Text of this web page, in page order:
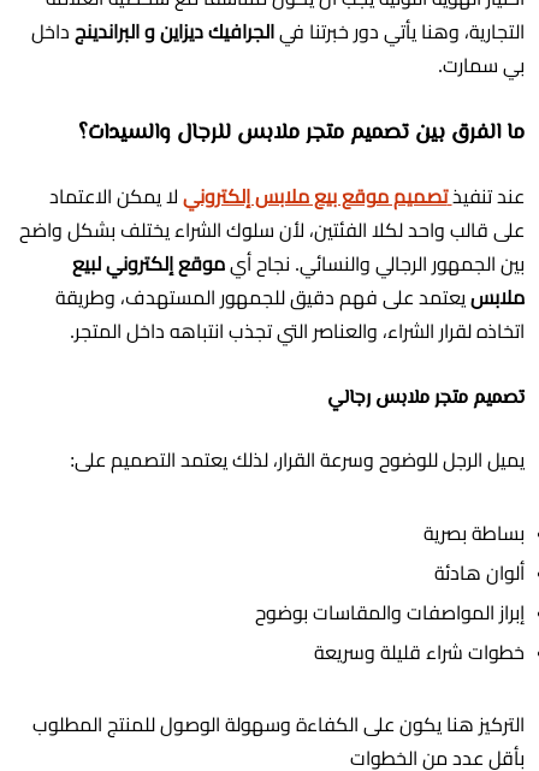
التجارية، وهنا يأتي دور خبرتنا في الجرافيك ديزاين و البراندينج داخل
بي سمارت.
ما الفرق بين تصميم متجر ملابس للرجال والسيدات؟
عند تنفيذ تصميم موقع بيع ملابس إلكتروني لا يمكن الاعتماد
على قالب واحد لكلا الفئتين، لأن سلوك الشراء يختلف بشكل واضح
بين الجمهور الرجالي والنسائي. نجاح أيموقع إلكتروني لبيع
ملابس يعتمد على فهم دقيق للجمهور المستهدف، وطريقة
اتخاذه لقرار الشراء، والعناصر التي تجذب انتباهه داخل المتجر.
تصميم متجر ملابس رجالي
يميل الرجل للوضوح وسرعة القرار، لذلك يعتمد التصميم على:
بساطة بصرية
ألوان هادئة
إبراز المواصفات والمقاسات بوضوح
خطوات شراء قليلة وسريعة
التركيز هنا يكون على الكفاءة وسهولة الوصول للمنتج المطلوب
بأقل عدد من الخطوات